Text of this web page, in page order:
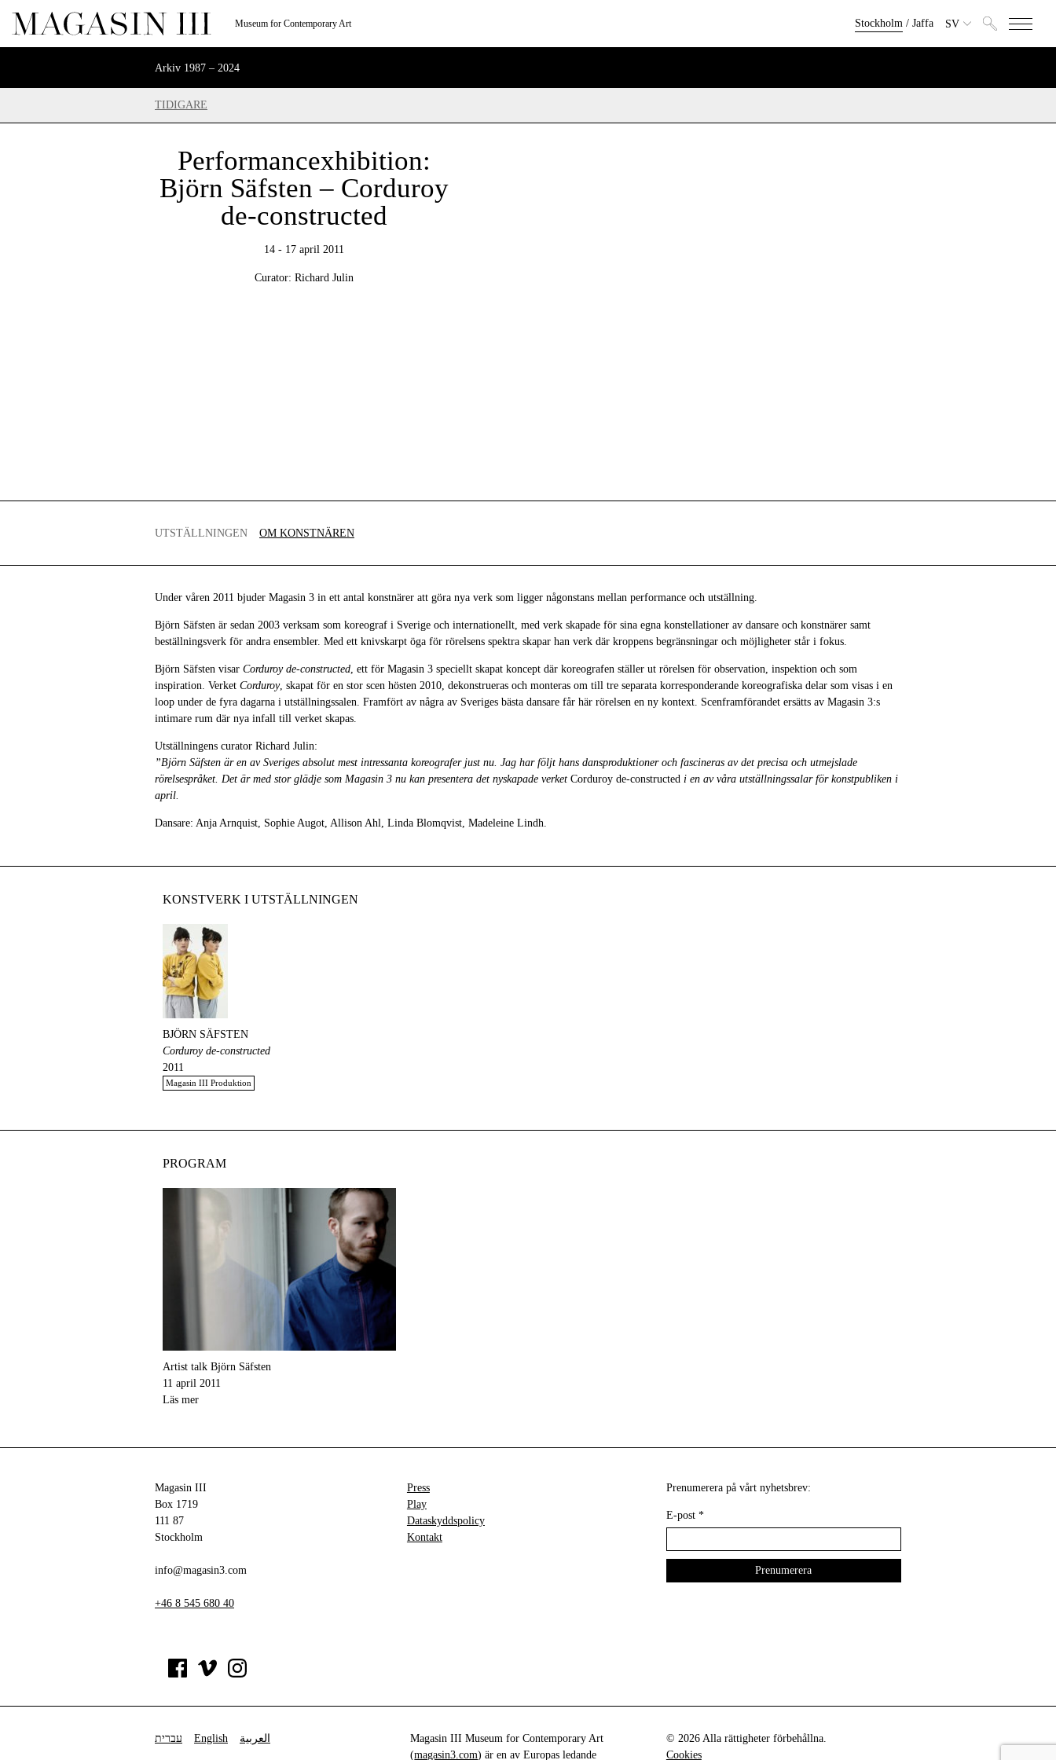
Museum for Contemporary Art Stockholm/ Jaffa SV
Arkiv 1987 – 2024
TIDIGARE
Performancexhibition:
Björn Säfsten – Corduroy
de-constructed
14 - 17 april 2011
Curator: Richard Julin
UTSTÄLLNINGEN OM KONSTNÄREN
Under våren 2011 bjuder Magasin 3 in ett antal konstnärer att göra nya verk som ligger någonstans mellan performance och utställning.
Björn Säfsten är sedan 2003 verksam som koreograf i Sverige och internationellt, med verk skapade för sina egna konstellationer av dansare och konstnärer samt
beställningsverk för andra ensembler. Med ett knivskarpt öga för rörelsens spektra skapar han verk där kroppens begränsningar och möjligheter står i fokus.
Björn Säfsten visar Corduroy de-constructed, ett för Magasin 3 speciellt skapat koncept där koreografen ställer ut rörelsen för observation, inspektion och som
inspiration. Verket Corduroy, skapat för en stor scen hösten 2010, dekonstrueras och monteras om till tre separata korresponderande koreografiska delar som visas i en
loop under de fyra dagarna i utställningssalen. Framfört av några av Sveriges bästa dansare får här rörelsen en ny kontext. Scenframförandet ersätts av Magasin 3:s
intimare rum där nya infall till verket skapas.
Utställningens curator Richard Julin:
”Björn Säfsten är en av Sveriges absolut mest intressanta koreografer just nu. Jag har följt hans dansproduktioner och fascineras av det precisa och utmejslade
rörelsespråket. Det är med stor glädje som Magasin 3 nu kan presentera det nyskapade verket Corduroy de-constructed i en av våra utställningssalar för konstpubliken i
april.
Dansare: Anja Arnquist, Sophie Augot, Allison Ahl, Linda Blomqvist, Madeleine Lindh.
KONSTVERK I UTSTÄLLNINGEN
BJÖRN SÄFSTEN
Corduroy de-constructed
2011
Magasin III Produktion
PROGRAM
Artist talk Björn Säfsten
11 april 2011
Läs mer
Magasin III
Box 1719
111 87
Stockholm
info@magasin3.com
+46 8 545 680 40
Press
Play
Dataskyddspolicy
Kontakt
Prenumerera på vårt nyhetsbrev:
E-post *
עברית English العربية
Magasin III Museum for Contemporary Art
(magasin3.com) är en av Europas ledande
© 2026 Alla rättigheter förbehållna.
Cookies